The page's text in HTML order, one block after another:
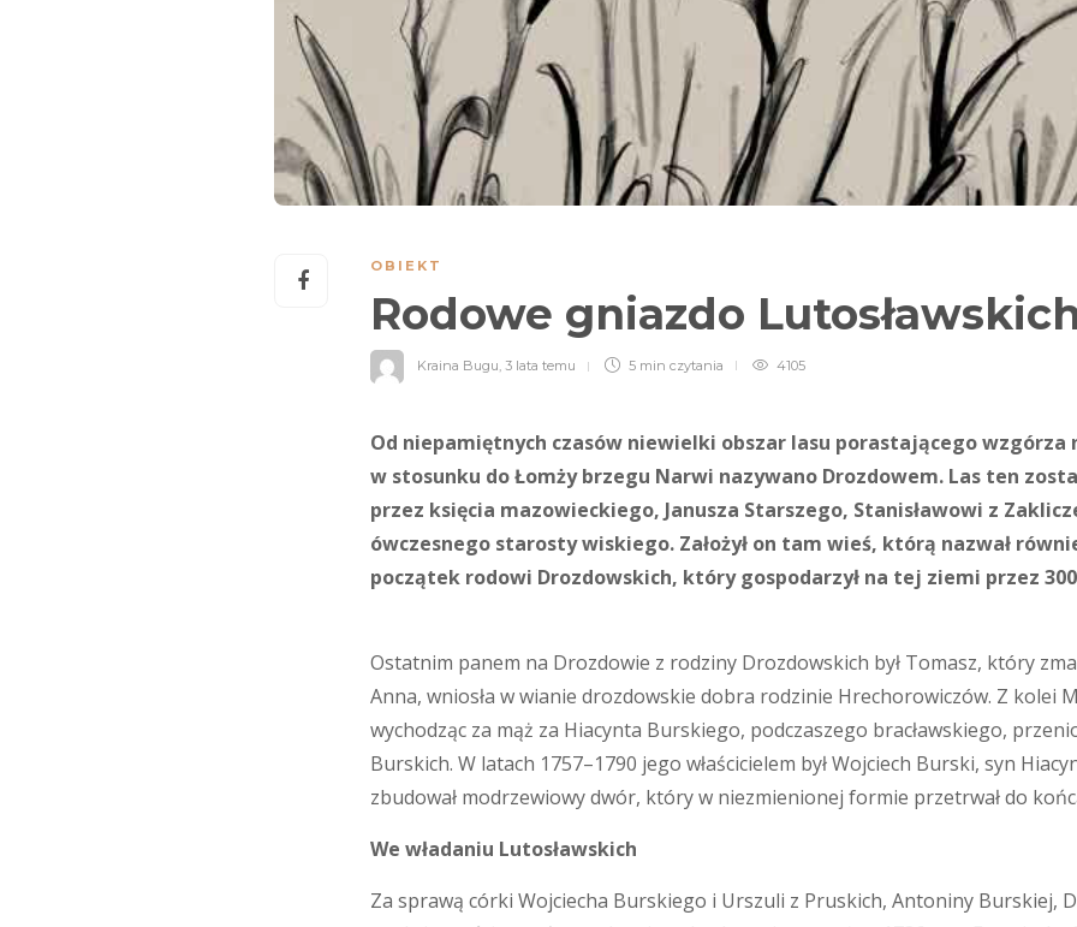
OBIEKT
Rodowe gniazdo
Kraina Bugu 3 lata temu 5 min czytania 4105
Od niepamiętnych czasów niewielki obszar lasu porastającego wzgórza
w stosunku do Łomży brzegu Narwi nazywano Drozdowem. Las ten
przez księcia mazowieckiego, Janusza Starszego, Stanisławowi z
ówczesnego starosty wiskiego. Założył on tam wieś, którą nazwał
początek rodowi Drozdowskich, który gospodarzył na tej ziemi przez
Ostatnim panem na Drozdowie z rodziny Drozdowskich był Tomasz, który
Anna, wniosła w wianie drozdowskie dobra rodzinie Hrechorowiczów. Z kolei
wychodząc za mąż za Hiacynta Burskiego, podczaszego bracławskiego,
Burskich. W latach 1757–1790 jego właścicielem był Wojciech Burski, syn
zbudował modrzewiowy dwór, który w niezmienionej formie przetrwał do
We władaniu Lutosławskich
Za sprawą córki Wojciecha Burskiego i Urszuli z Pruskich, Antoniny Burskiej,